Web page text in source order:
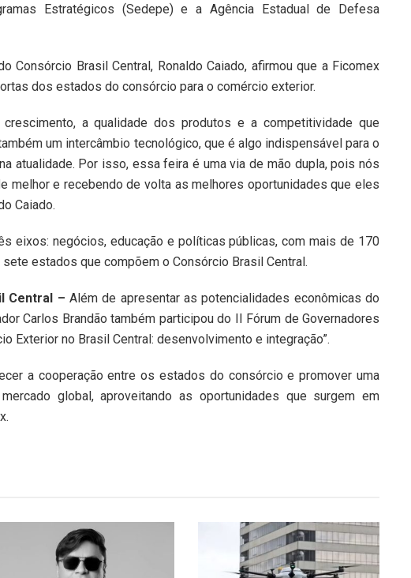
Estratégicos (Sedepe) e a Agência Estadual de Defesa
Consórcio Brasil Central, Ronaldo Caiado, afirmou que a Ficomex
dos estados do consórcio para o comércio exterior.
a qualidade dos produtos e a competitividade que
um intercâmbio tecnológico, que é algo indispensável para o
atualidade. Por isso, essa feira é uma via de mão dupla, pois nós
melhor e recebendo de volta as melhores oportunidades que eles
Caiado.
eixos: negócios, educação e políticas públicas, com mais de 170
estados que compõem o Consórcio Brasil Central.
Central – Além de apresentar as potencialidades econômicas do
Carlos Brandão também participou do II Fórum de Governadores
Exterior no Brasil Central: desenvolvimento e integração”.
a cooperação entre os estados do consórcio e promover uma
global, aproveitando as oportunidades que surgem em